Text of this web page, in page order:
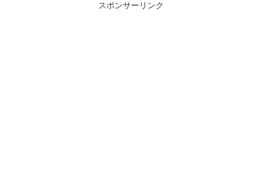
スポンサーリンク